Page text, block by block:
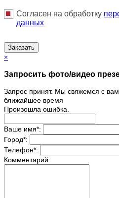
Согласен на обработку
данных
Заказать
×
Запросить фото/видео
Запрос принят. Мы свяжемся с
ближайшее время
Произошла ошибка.
Ваше имя*:
Город*:
Телефон*:
Комментарий: